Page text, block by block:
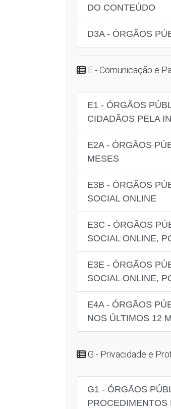
DO CONTEÚDO
D3A - ÓRGÃOS
E - Comunicação e
E1 - ÓRGÃOS
CIDADÃOS PELA
E2A - ÓRGÃOS
MESES
E3B - ÓRGÃOS
SOCIAL ONLINE
E3C - ÓRGÃOS
SOCIAL ONLINE,
E3E - ÓRGÃOS
SOCIAL ONLINE,
E4A - ÓRGÃOS
NOS ÚLTIMOS 12
G - Privacidade e
G1 - ÓRGÃOS
PROCEDIMENTOS